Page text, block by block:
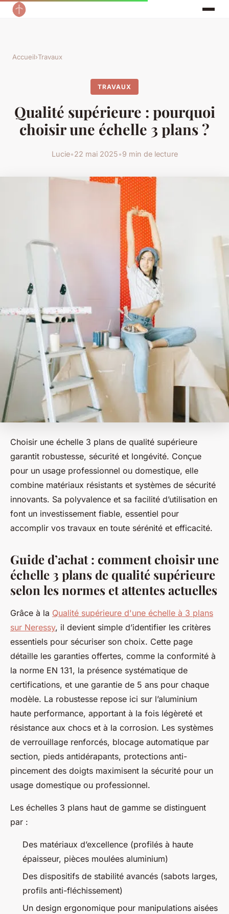
Accueil›Travaux
TRAVAUX
Qualité supérieure : pourquoi
choisir une échelle 3 plans ?
Lucie•22 mai 2025•9 min de lecture
Choisir une échelle 3 plans de qualité supérieure
garantit robustesse, sécurité et longévité. Conçue
pour un usage professionnel ou domestique, elle
combine matériaux résistants et systèmes de sécurité
innovants. Sa polyvalence et sa facilité d’utilisation en
font un investissement fiable, essentiel pour
accomplir vos travaux en toute sérénité et efficacité.
Guide d’achat : comment choisir une
échelle 3 plans de qualité supérieure
selon les normes et attentes actuelles
Grâce à la Qualité supérieure d'une échelle à 3 plans
sur Neressy, il devient simple d’identifier les critères
essentiels pour sécuriser son choix. Cette page
détaille les garanties offertes, comme la conformité à
la norme EN 131, la présence systématique de
certifications, et une garantie de 5 ans pour chaque
modèle. La robustesse repose ici sur l’aluminium
haute performance, apportant à la fois légèreté et
résistance aux chocs et à la corrosion. Les systèmes
de verrouillage renforcés, blocage automatique par
section, pieds antidérapants, protections anti-
pincement des doigts maximisent la sécurité pour un
usage domestique ou professionnel.
Les échelles 3 plans haut de gamme se distinguent
par :
Des matériaux d’excellence (profilés à haute
épaisseur, pièces moulées aluminium)
Des dispositifs de stabilité avancés (sabots larges,
profils anti-fléchissement)
Un design ergonomique pour manipulations aisées